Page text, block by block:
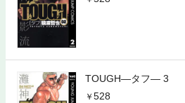
TOUGH―タフ― 3
528